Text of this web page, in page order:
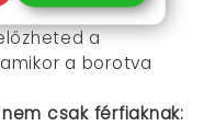
kiváló abból a
a
a borotva
csak férfiaknak: